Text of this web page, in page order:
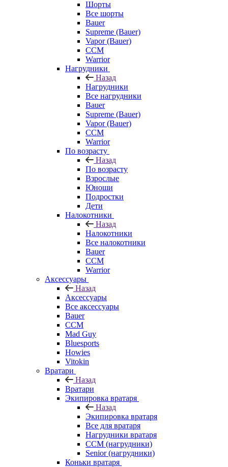
Шорты
Все шорты
Bauer
Supreme (Bauer)
Vapor (Bauer)
CCM
Warrior
Нагрудники
Назад
Нагрудники
Все нагрудники
Bauer
Supreme (Bauer)
Vapor (Bauer)
CCM
Warrior
По возрасту
Назад
По возрасту
Взрослые
Юноши
Подростки
Дети
Налокотники
Назад
Налокотники
Все налокотники
Bauer
CCM
Warrior
Аксессуары
Назад
Аксессуары
Все аксессуары
Bauer
CCM
Mad Guy
Bluesports
Howies
Vitokin
Вратари
Назад
Вратари
Экипировка вратаря
Назад
Экипировка вратаря
Все для вратаря
Нагрудники вратаря
CCM (нагрудники)
Senior (нагрудники)
Коньки вратаря